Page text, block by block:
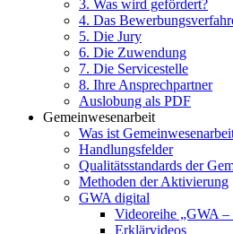
3. Was wird gefördert?
4. Das
5. Die Jury
6. Die Zuwendung
7. Die Servicestelle
8. Ihre Ansprechpartner
Auslobung als PDF
Gemeinwesenarbeit
Was ist
Handlungsfelder
Qualitätsstandards der
Methoden der Aktivierung
GWA digital
Videoreihe „GWA –
Erklärvideos